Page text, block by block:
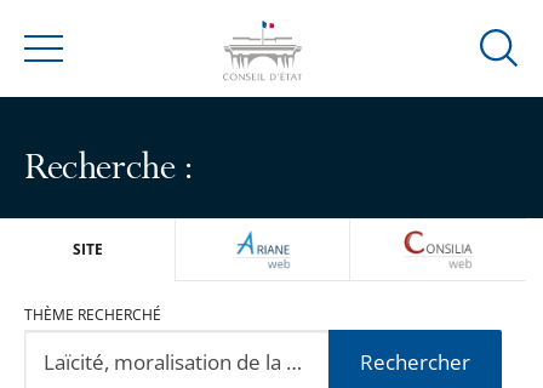
Menu
Ouvrir
Recherche :
SITE ARIANEWEB
THÈME RECHERCHÉ
Rechercher